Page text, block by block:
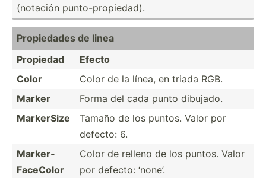
(notación punto-­pro­pie­dad).
Propie­dades de linea
Propiedad
Efecto
Color
Color de la línea, en triada RGB.
Marker
Forma del cada punto dibujado.
MarkerSize
Tamaño de los puntos. Valor por
defecto: 6.
Marker­
Fac­eColor
Color de relleno de los puntos. Valor
por defecto: ‘none’.